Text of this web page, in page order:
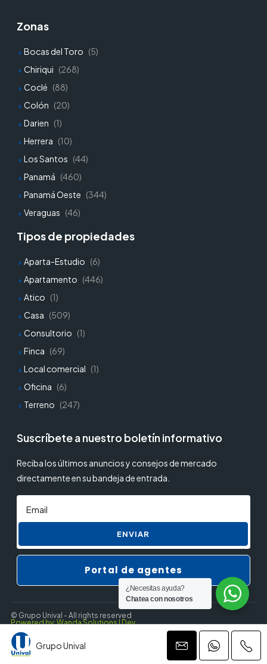
Grupo Unival
Zonas
Bocas del Toro (5)
Chiriqui (268)
Coclé (88)
Colón (20)
Darien (1)
Herrera (10)
Los Santos (44)
Panamá (460)
Panamá Oeste (344)
Veraguas (46)
Tipos de propiedades
Aparta-Estudio (6)
Apartamento (446)
Atico (1)
Casa (509)
Consultorio (1)
Finca (69)
Local comercial (1)
Oficina (6)
Terreno (247)
Suscríbete a nuestro boletín informativo
Reciba los últimos anuncios y consejos de mercado
directamente en su bandeja de entrada.
ENVIAR
Portal de agentes
© Grupo Unival - All rights reserved
Powered by: Wanda Solutions | Dev.
Privacy PolicyTerms and Conditions
¿Necesitas ayuda?
Chatea con nosotros